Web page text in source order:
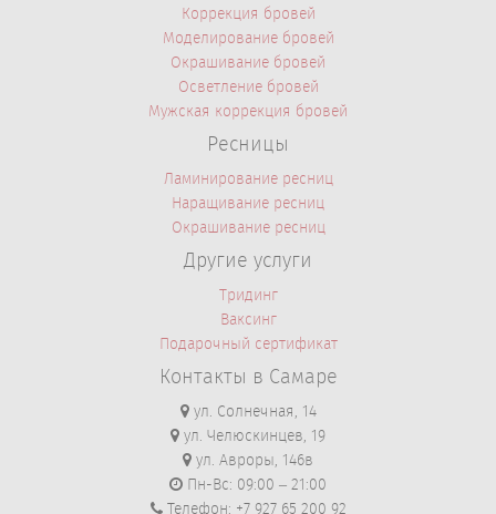
Коррекция бровей
Моделирование бровей
Окрашивание бровей
Осветление бровей
Мужская коррекция бровей
Ресницы
Ламинирование ресниц
Наращивание ресниц
Окрашивание ресниц
Другие услуги
Тридинг
Ваксинг
Подарочный сертификат
Контакты в Самаре
ул. Солнечная, 14
ул. Челюскинцев, 19
ул. Авроры, 146в
Пн-Вс: 09:00 – 21:00